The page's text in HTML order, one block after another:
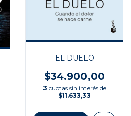
EL DUELO
$34.900,00
3 cuotas sin interés de
$11.633,33